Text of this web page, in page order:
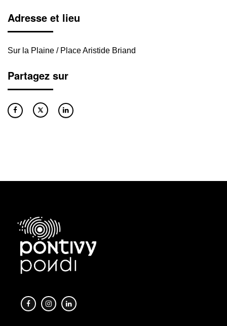
Adresse et lieu
Sur la Plaine / Place Aristide Briand
Partagez sur